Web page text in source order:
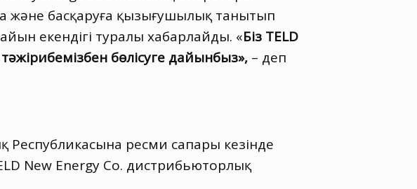
және басқаруға қызығушылық танытып
екендігі туралы хабарлайды. «Біз TELD
бөлісуге дайынбыз», – деп
ресми сапары кезінде
New Energy Co. дистрибьюторлық